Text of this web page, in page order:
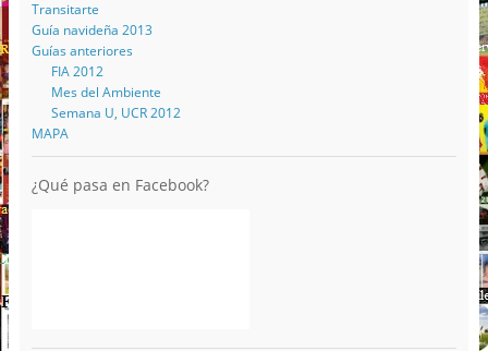
Transitarte
Guía navideña 2013
Guías anteriores
FIA 2012
Mes del Ambiente
Semana U, UCR 2012
MAPA
¿Qué pasa en Facebook?